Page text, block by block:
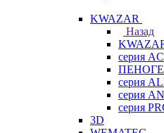
KWAZAR
Назад
серия
серия
серия
серия
3D